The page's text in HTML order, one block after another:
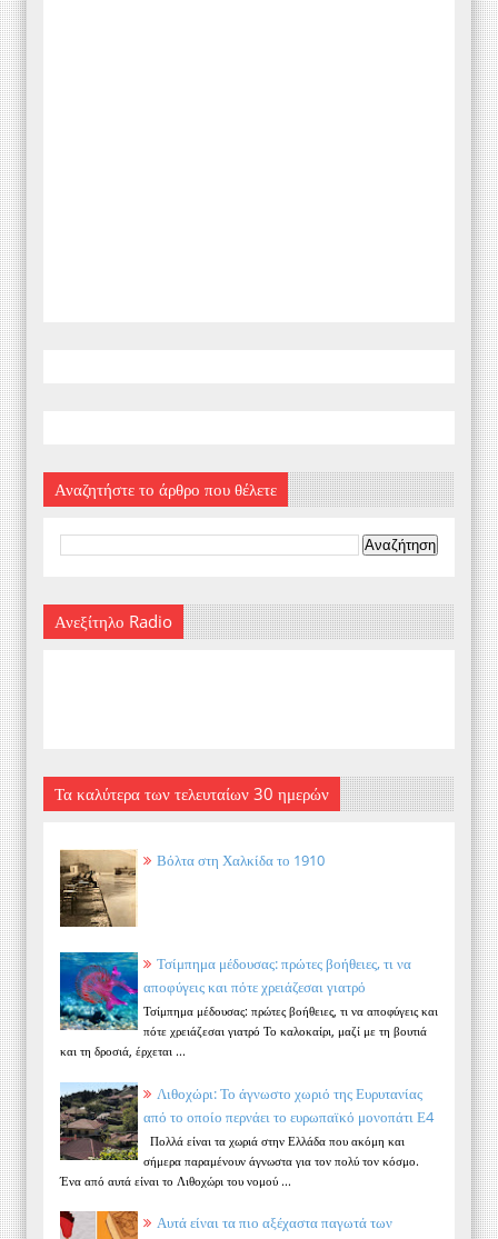
Αναζητήστε το άρθρο που θέλετε
Ανεξίτηλο Radio
Τα καλύτερα των τελευταίων 30 ημερών
Βόλτα στη Χαλκίδα το 1910
Τσίμπημα μέδουσας: πρώτες βοήθειες, τι να
αποφύγεις και πότε χρειάζεσαι γιατρό
Τσίμπημα μέδουσας: πρώτες βοήθειες, τι να αποφύγεις και
πότε χρειάζεσαι γιατρό Το καλοκαίρι, μαζί με τη βουτιά
και τη δροσιά, έρχεται ...
Λιθοχώρι: Το άγνωστο χωριό της Ευρυτανίας
από το οποίο περνάει το ευρωπαϊκό μονοπάτι Ε4
Πολλά είναι τα χωριά στην Ελλάδα που ακόμη και
σήμερα παραμένουν άγνωστα για τον πολύ τον κόσμο.
Ένα από αυτά είναι το Λιθοχώρι του νομού ...
Αυτά είναι τα πιο αξέχαστα παγωτά των